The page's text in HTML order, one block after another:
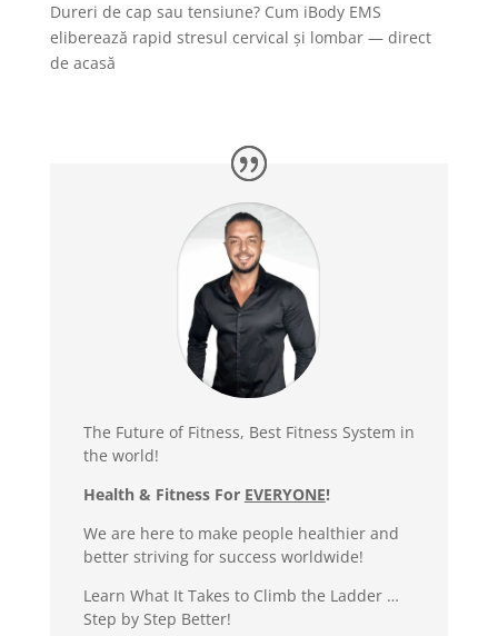
Dureri de cap sau tensiune? Cum iBody EMS
eliberează rapid stresul cervical și lombar — direct
de acasă
The Future of Fitness, Best Fitness System in
the world!
Health & Fitness For EVERYONE!
We are here to make people healthier and
better striving for success worldwide!
Learn What It Takes to Climb the Ladder …
Step by Step Better!